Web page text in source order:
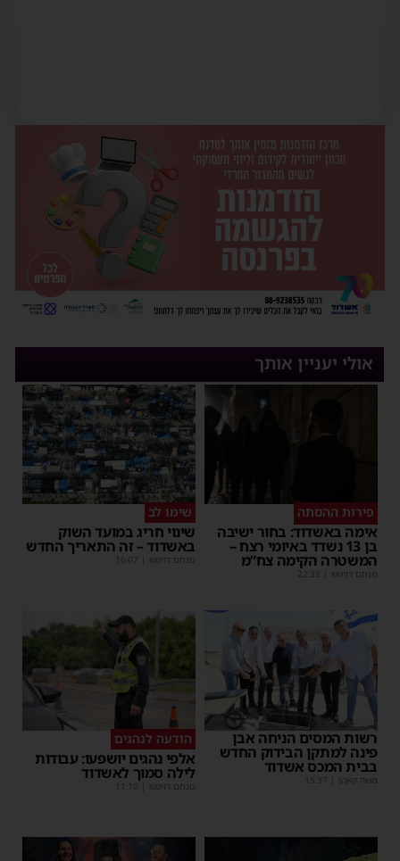
אולי יעניין אותך
פירות ההסתה
אימה באשדוד: בחור ישיבה
בן 13 נשדד באיומי רצח –
המשטרה הקימה צח”מ
מנחם דויטש |
22:32
שימו לב
שינוי חריג במועד השוק
באשדוד – זה התאריך החדש
מנחם דויטש |
16:07
רשות המסים הניחה אבן
פינה למתקן הבידוק החדש
בבית המכס אשדוד
משה קאהן |
15:37
הודעה לנהגים
אלפי נהגים יושפעו: עבודות
לילה סמוך לאשדוד
מנחם דויטש |
11:10